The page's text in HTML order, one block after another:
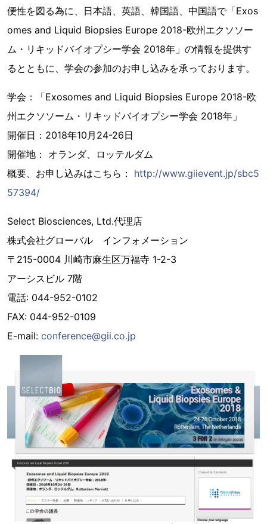
便性を図る為に、日本語、英語、韓国語、中国語で「Exos
omes and Liquid Biopsies Europe 2018-欧州エクソソー
ム・リキッドバイオプシー学会 2018年」の情報を提供す
るとともに、学会の参加のお申し込みを承っております。
学会：「Exosomes and Liquid Biopsies Europe 2018-欧
州エクソソーム・リキッドバイオプシー学会 2018年」
開催日：2018年10月24-26日
開催地： オランダ、ロッテルダム
概要、お申し込みはこちら： http://www.giievent.jp/sbc5
57394/
Select Biosciences, Ltd.代理店
株式会社グローバル インフォメーション
〒215-0004 川崎市麻生区万福寺 1-2-3
アーシスビル 7階
電話: 044-952-0102
FAX: 044-952-0109
E-mail: conference@gii.co.jp